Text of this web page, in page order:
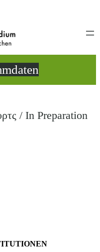
/ In Preparation